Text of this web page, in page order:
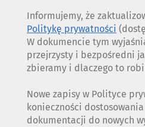
Informujemy, że
Politykę prywatności
W dokumencie tym
przejrzysty i bezpośredni
zbieramy i dlaczego to
Nowe zapisy w Polityce
konieczności
dokumentacji do nowych